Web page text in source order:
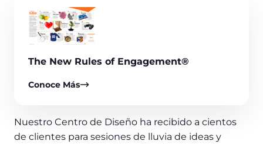
The New Rules of Engagement®
Conoce Más
Nuestro Centro de Diseño ha recibido a cientos
de clientes para sesiones de lluvia de ideas y